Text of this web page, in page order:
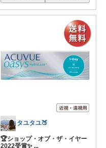
タユタユ🍑
🏆ショップ・オブ・ザ・イヤー
2022受賞✨ ...